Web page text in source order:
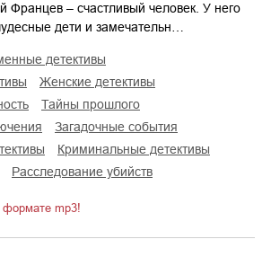
Францев – счастливый человек. У него
дети и замечательн…
детективы
женские детективы
тайны прошлого
загадочные события
криминальные детективы
расследование убийств
формате mp3!